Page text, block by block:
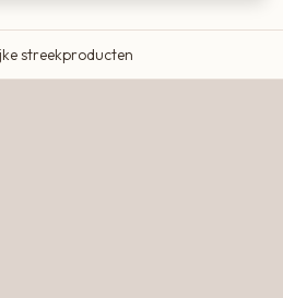
Limousin runderen
streekproducten